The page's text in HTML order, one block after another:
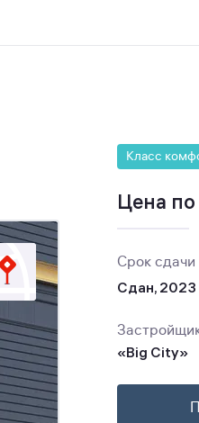
Класс
Цена
Срок сдачи
Сдан, 2023
«Big City»